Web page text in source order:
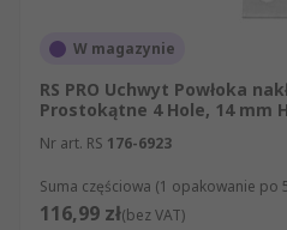
W magazynie
RS PRO Uchwyt Powłoka
Prostokątne 4 Hole, 14 mm
Nr art. RS 176-6923
Suma częściowa (1 opakowanie po
116,99 zł(bez VAT)